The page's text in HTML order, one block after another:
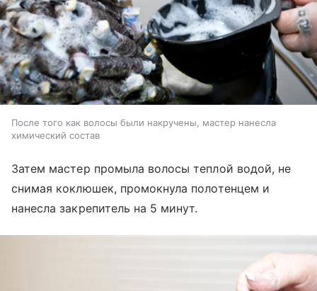
После того как волосы были накручены, мастер нанесла
химический состав
Затем мастер промыла волосы теплой водой, не
снимая коклюшек, промокнула полотенцем и
нанесла закрепитель на 5 минут.